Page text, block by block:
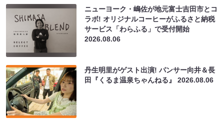
ニューヨーク・嶋佐が地元富士吉田市とコ
ラボ! オリジナルコーヒーがふるさと納税
サービス「わらふる」で受付開始
2026.08.06
丹生明里がゲスト出演! パンサー向井＆長
田『くるま温泉ちゃんねる』2026.08.06